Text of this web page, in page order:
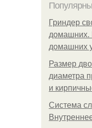
Гриндер
домашних.
домашних
Размер
диаметра
и
Система